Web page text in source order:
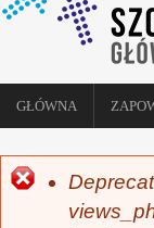
GŁÓWNA